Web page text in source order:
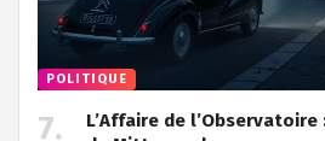
POLITIQUE
L’Affaire de